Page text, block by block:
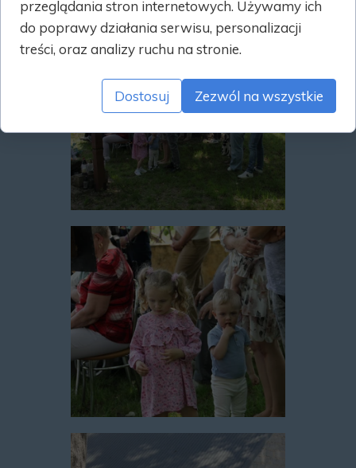
przeglądania stron internetowych. Używamy ich
do poprawy działania serwisu, personalizacji
treści, oraz analizy ruchu na stronie.
Dostosuj Zezwól na wszystkie